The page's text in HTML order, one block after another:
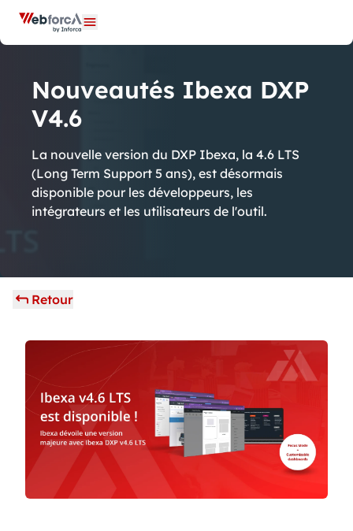
Panneau de gestion des cookies
Ouvrir le menu
Nouveautés Ibexa DXP
V4.6
La nouvelle version du DXP Ibexa, la 4.6 LTS
(Long Term Support 5 ans), est désormais
disponible pour les développeurs, les
intégrateurs et les utilisateurs de l'outil.
Retour